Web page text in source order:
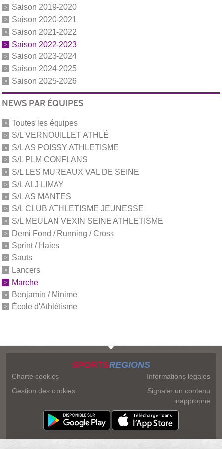
Saison 2019-2020
Saison 2020-2021
Saison 2021-2022
Saison 2022-2023
Saison 2023-2024
Saison 2024-2025
Saison 2025-2026
NEWS PAR ÉQUIPES
Toutes les équipes
S/L VERNOUILLET ATHLÉ
S/L AS POISSY ATHLETISME
S/L PLM CONFLANS
S/L LES MUREAUX VAL DE SEINE
S/L ALJ LIMAY
S/L AS MANTES
S/L CLUB ATHLETISME JEUNESSE
S/L MEULAN VEXIN SEINE ATHLETISME
Demi Fond / Running / Cross
Sprint / Haies
Sauts
Lancers
Marche
Benjamin / Minime
École d'Athlétisme
SPORTSREGIONS
Charte cookies
Gestion des cookies
Informations légales
Signaler un contenu
inapproprié